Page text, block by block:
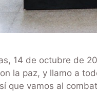
14 de octubre de
la paz, y llamo a
que vamos al